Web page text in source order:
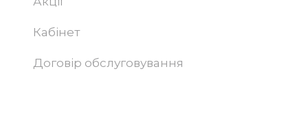
Кабінет
Договір обслуговування